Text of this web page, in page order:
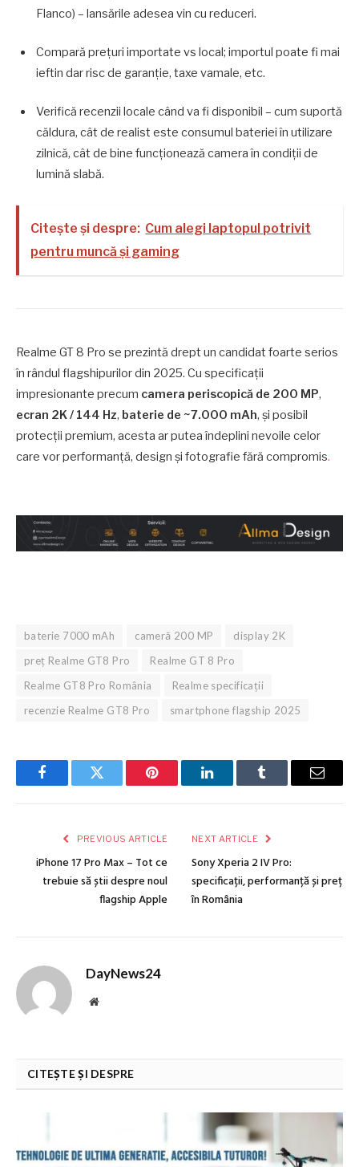
Flanco) – lansările adesea vin cu reduceri.
Compară preţuri importate vs local; importul poate fi mai
ieftin dar risc de garanţie, taxe vamale, etc.
Verifică recenzii locale când va fi disponibil – cum suportă
căldura, cât de realist este consumul bateriei în utilizare
zilnică, cât de bine funcționează camera în condiţii de
lumină slabă.
Citește și despre: Cum alegi laptopul potrivit
pentru muncă și gaming
Realme GT 8 Pro se prezintă drept un candidat foarte serios
în rândul flagshipurilor din 2025. Cu specificaţii
impresionante precum camera periscopică de 200 MP,
ecran 2K / 144 Hz, baterie de ~7.000 mAh, şi posibil
protecţii premium, acesta ar putea îndeplini nevoile celor
care vor performanţă, design şi fotografie fără compromis.
baterie 7000 mAh cameră 200 MP
display 2K
preţ Realme GT8 Pro
Realme GT 8 Pro
Realme GT8 Pro România
Realme specificaţii
recenzie Realme GT8 Pro
smartphone flagship 2025
FacebookTwitter Pinterest LinkedInTumblr Email
PREVIOUS ARTICLE
iPhone 17 Pro Max – Tot ce
trebuie să știi despre noul
flagship Apple
NEXT ARTICLE
Sony Xperia 2 IV Pro:
specificații, performanță și preț
în România
DayNews24
Website
CITEȘTE ȘI DESPRE